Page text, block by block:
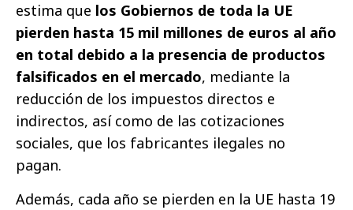
estima que los Gobiernos de toda la UE
pierden hasta 15 mil millones de euros al año
en total debido a la presencia de productos
falsificados en el mercado, mediante la
reducción de los impuestos directos e
indirectos, así como de las cotizaciones
sociales, que los fabricantes ilegales no
pagan.
Además, cada año se pierden en la UE hasta 19